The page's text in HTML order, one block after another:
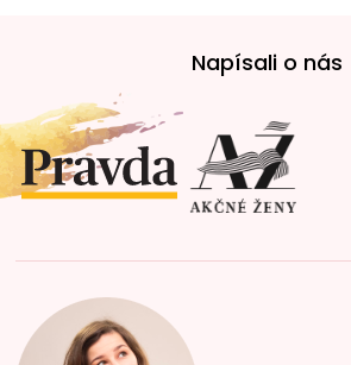
t
i
e
Napísali o nás